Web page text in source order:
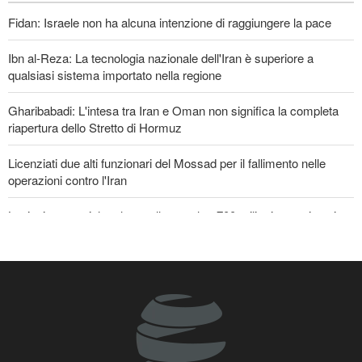
EVENTI
Fidan: Israele non ha alcuna intenzione di raggiungere la pace
Ibn al-Reza: La tecnologia nazionale dell'Iran è superiore a
qualsiasi sistema importato nella regione
Gharibabadi: L'intesa tra Iran e Oman non significa la completa
riapertura dello Stretto di Hormuz
Licenziati due alti funzionari del Mossad per il fallimento nelle
operazioni contro l'Iran
Lesioni traumatiche al cervello per oltre 700 militari statunitensi
Se non avessimo sacrificato i giapponesi, il futuro del mondo
sarebbe stato pieno di guerre! Immagini selezionate
nell'anniversario del massacro atomico di Hiroshima